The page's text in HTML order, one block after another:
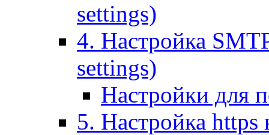
settings)
4. Настройка
settings)
Настройки для
5. Настройка https